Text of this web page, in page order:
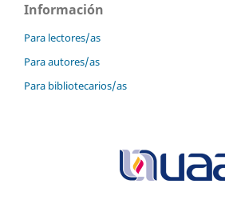
Información
Para lectores/as
Para autores/as
Para bibliotecarios/as